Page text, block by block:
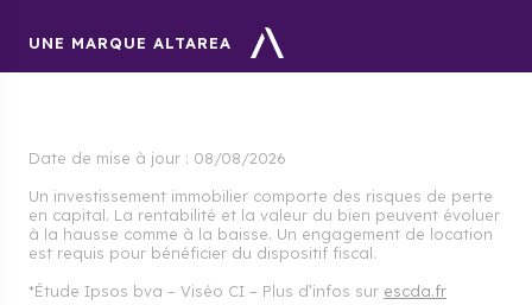
UNE MARQUE ALTAREA
Date de mise à jour : 08/08/2026
Un investissement immobilier comporte des risques de perte
en capital. La rentabilité et la valeur du bien peuvent évoluer
à la hausse comme à la baisse. Un engagement de location
est requis pour bénéficier du dispositif fiscal.
*Étude Ipsos bva – Viséo CI – Plus d’infos sur escda.fr